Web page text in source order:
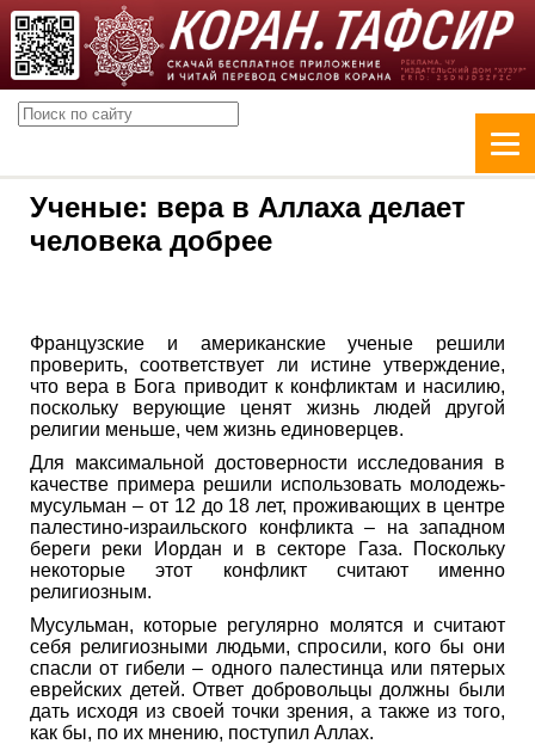
Ученые: вера в Аллаха делает
человека добрее
Французские и американские ученые решили
проверить, соответствует ли истине утверждение,
что вера в Бога приводит к конфликтам и насилию,
поскольку верующие ценят жизнь людей другой
религии меньше, чем жизнь единоверцев.
Для максимальной достоверности исследования в
качестве примера решили использовать молодежь-
мусульман – от 12 до 18 лет, проживающих в центре
палестино-израильского конфликта – на западном
береги реки Иордан и в секторе Газа. Поскольку
некоторые этот конфликт считают именно
религиозным.
Мусульман, которые регулярно молятся и считают
себя религиозными людьми, спросили, кого бы они
спасли от гибели – одного палестинца или пятерых
еврейских детей. Ответ добровольцы должны были
дать исходя из своей точки зрения, а также из того,
как бы, по их мнению, поступил Аллах.